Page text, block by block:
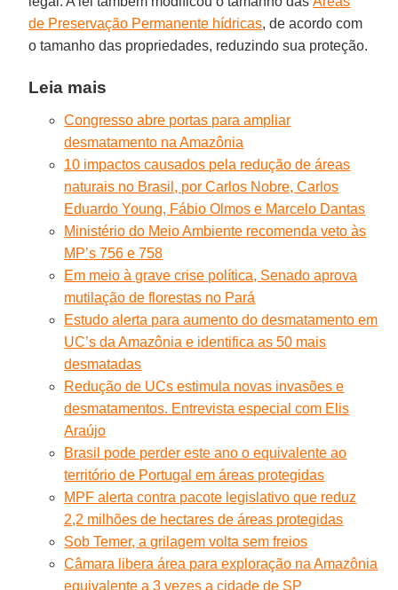
de Preservação Permanente hídricas, de acordo com
o tamanho das propriedades, reduzindo sua proteção.
Leia mais
Congresso abre portas para ampliar
desmatamento na Amazônia
10 impactos causados pela redução de áreas
naturais no Brasil, por Carlos Nobre, Carlos
Eduardo Young, Fábio Olmos e Marcelo Dantas
Ministério do Meio Ambiente recomenda veto às
MP’s 756 e 758
Em meio à grave crise política, Senado aprova
mutilação de florestas no Pará
Estudo alerta para aumento do desmatamento em
UC’s da Amazônia e identifica as 50 mais
desmatadas
Redução de UCs estimula novas invasões e
desmatamentos. Entrevista especial com Elis
Araújo
Brasil pode perder este ano o equivalente ao
território de Portugal em áreas protegidas
MPF alerta contra pacote legislativo que reduz
2,2 milhões de hectares de áreas protegidas
Sob Temer, a grilagem volta sem freios
Câmara libera área para exploração na Amazônia
equivalente a 3 vezes a cidade de SP